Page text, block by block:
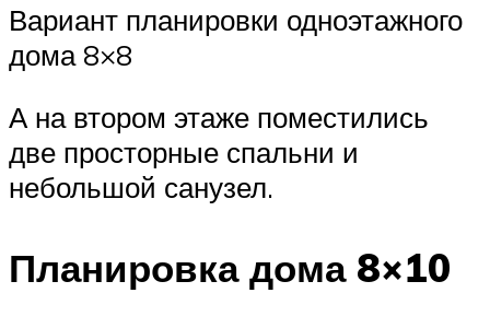
Вариант планировки одноэтажного
дома 8×8
А на втором этаже поместились
две просторные спальни и
небольшой санузел.
Планировка дома 8×10